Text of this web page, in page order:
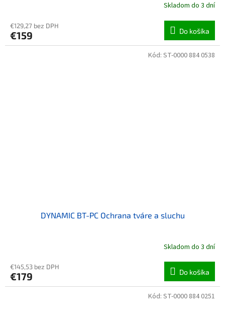
Skladom do 3 dní
€129,27 bez DPH
€159 Do košíka
DYNAMIC BT-PC Ochrana tváre a sluchu
Skladom do 3 dní
€145,53 bez DPH
€179 Do košíka
Kód: ST-0000 884 0538
Kód: ST-0000 884 0251